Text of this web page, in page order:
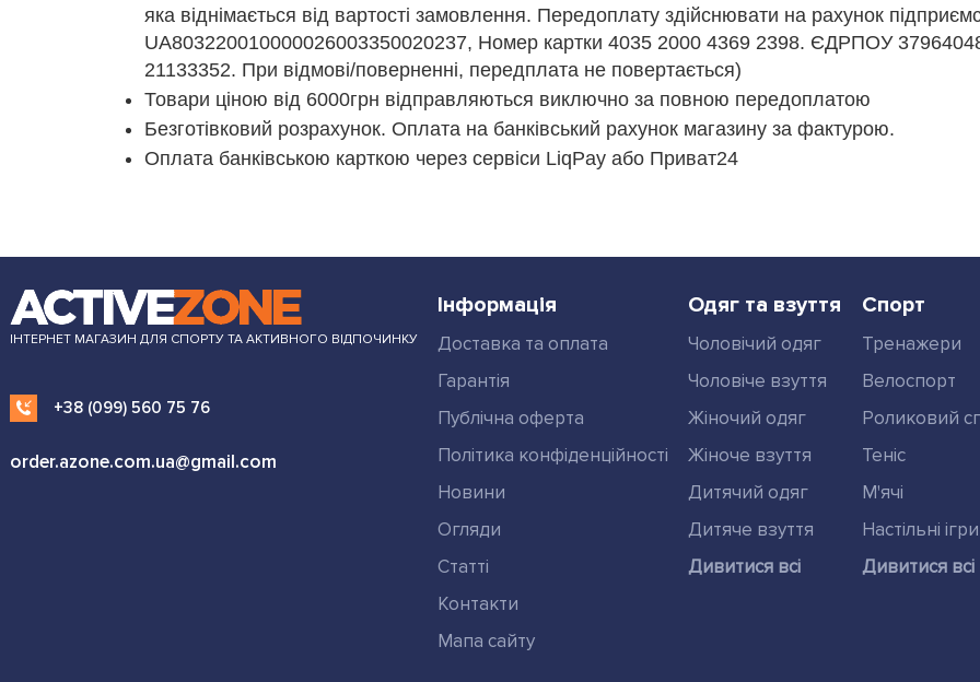
яка віднімається від вартості замовлення. Передоплату здійснювати на рахунок
UA803220010000026003350020237, Номер картки 4035 2000 4369 2398. ЄДРПОУ
21133352. При відмові/поверненні, передплата не повертається)
Товари ціною від 6000грн відправляються виключно за повною передоплатою
Безготівковий розрахунок. Оплата на банківський рахунок магазину за фактурою.
Оплата банківською карткою через сервіси LiqPay або Приват24
ІНТЕРНЕТ МАГАЗИН ДЛЯ СПОРТУ ТА АКТИВНОГО ВІДПОЧИНКУ
+38 (099) 560 75 76
order.azone.com.ua@gmail.com
Інформація
Доставка та оплата
Гарантія
Публічна оферта
Політика конфіденційності
Новини
Огляди
Статті
Контакти
Мапа сайту
Одяг та взуття
Чоловічий одяг
Чоловіче взуття
Жіночий одяг
Жіноче взуття
Дитячий одяг
Дитяче взуття
Дивитися всі
Спорт
Тренажери
Велоспорт
Роликовий
Теніс
М'ячі
Настільні ігри
Дивитися всі